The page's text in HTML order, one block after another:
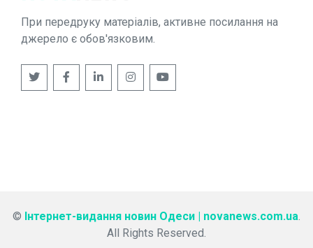
При передруку матеріалів, активне посилання на
джерело є обов'язковим.
© Інтернет-видання новин Одеси | novanews.com.ua
All Rights Reserved.